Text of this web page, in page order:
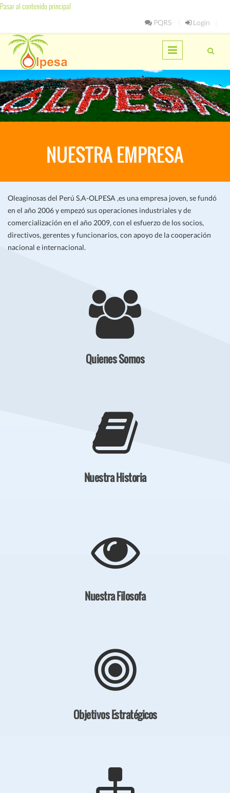
Pasar al contenido principal
PQRS Login
NUESTRA EMPRESA
Oleaginosas del Perú S.A-OLPESA ,es una empresa joven, se fundó
en el año 2006 y empezó sus operaciones industriales y de
comercialización en el año 2009, con el esfuerzo de los socios,
directivos, gerentes y funcionarios, con apoyo de la cooperación
nacional e internacional.
Quienes Somos
Nuestra Historia
Nuestra Filosofa
Objetivos Estratégicos